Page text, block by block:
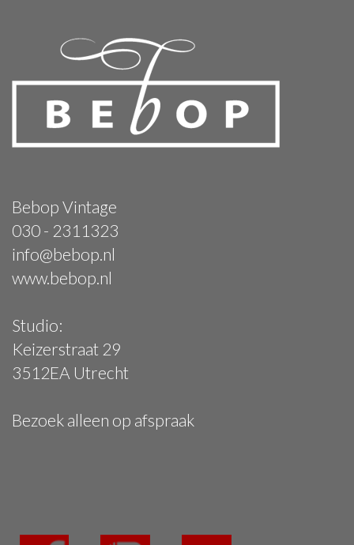
Bebop Vintage
030 - 2311323
info@bebop.nl
www.bebop.nl
Studio:
Keizerstraat 29
3512EA Utrecht
Bezoek alleen op afspraak